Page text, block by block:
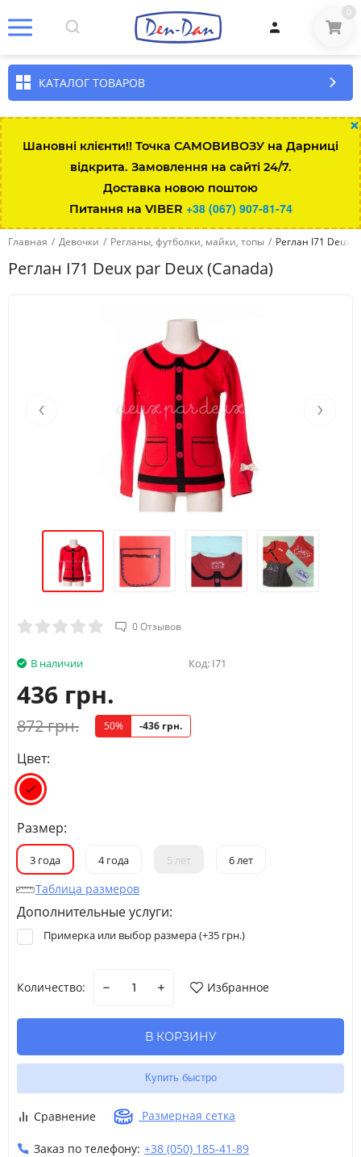
0
КАТАЛОГ ТОВАРОВ
×
Шановні клієнти!! Точка САМОВИВОЗУ на Дарниці
відкрита. Замовлення на сайті 24/7.
Доставка новою поштою
Питання на VIBER +38 (067) 907-81-74
Главная / Девочки / Регланы, футболки, майки, топы / Реглан I71 Deux
Реглан I71 Deux par Deux (Canada)
‹ ›
0 Отзывов
В наличии Код: I71
436 грн.
872 грн. 50% -436 грн.
Цвет:
Размер:
3 года 4 года 5 лет 6 лет
Таблица размеров
Дополнительные услуги:
Примерка или выбор размера (+35 грн.)
Количество: Избранное
В КОРЗИНУ
Купить быстро
Сравнение Размерная сетка
Заказ по телефону: +38 (050) 185-41-89